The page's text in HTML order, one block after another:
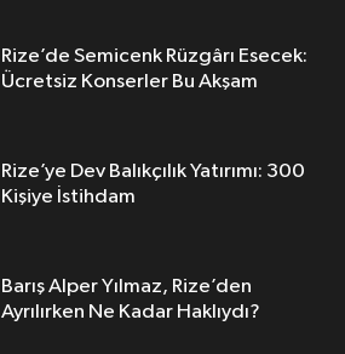
Rize’de Semicenk Rüzgârı Esecek:
Ücretsiz Konserler Bu Akşam
Rize’ye Dev Balıkçılık Yatırımı: 300
Kişiye İstihdam
Barış Alper Yılmaz, Rize’den
Ayrılırken Ne Kadar Haklıydı?